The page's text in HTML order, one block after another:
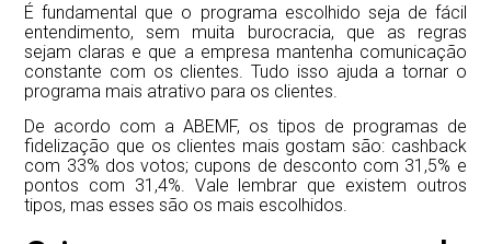
É fundamental que o programa escolhido seja de fácil
entendimento, sem muita burocracia, que as regras
sejam claras e que a empresa mantenha comunicação
constante com os clientes. Tudo isso ajuda a tornar o
programa mais atrativo para os clientes.
De acordo com a ABEMF, os tipos de programas de
fidelização que os clientes mais gostam são: cashback
com 33% dos votos; cupons de desconto com 31,5% e
pontos com 31,4%. Vale lembrar que existem outros
tipos, mas esses são os mais escolhidos.